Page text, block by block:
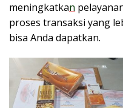
meningkatkan
proses transaksi yang
bisa Anda dapatkan.